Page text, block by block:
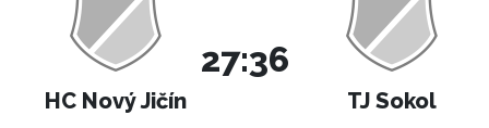
HC Nový Jičín
27:36
TJ Sokol